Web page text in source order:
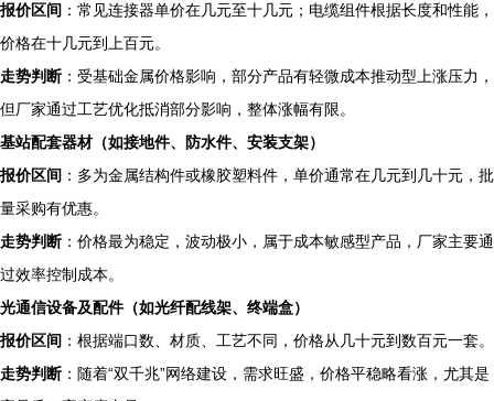
报价区间 ：常见连接器单价在几元至十几元；电缆组件根据长度和性能，
价格在十几元到上百元。
走势判断 ：受基础金属价格影响，部分产品有轻微成本推动型上涨压力，
但厂家通过工艺优化抵消部分影响，整体涨幅有限。
基站配套器材（如接地件、防水件、安装支架）
报价区间 ：多为金属结构件或橡胶塑料件，单价通常在几元到几十元，批
量采购有优惠。
走势判断 ：价格最为稳定，波动极小，属于成本敏感型产品，厂家主要通
过效率控制成本。
光通信设备及配件（如光纤配线架、终端盒）
报价区间 ：根据端口数、材质、工艺不同，价格从几十元到数百元一套。
走势判断 ：随着“双千兆”网络建设，需求旺盛，价格平稳略看涨，尤其是